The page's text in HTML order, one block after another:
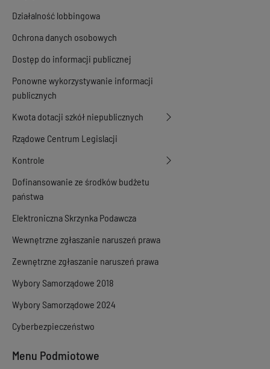
Działalność lobbingowa
Ochrona danych osobowych
Dostęp do informacji publicznej
Ponowne wykorzystywanie informacji
publicznych
Kwota dotacji szkół niepublicznych
Rządowe Centrum Legislacji
Kontrole
Dofinansowanie ze środków budżetu
państwa
Elektroniczna Skrzynka Podawcza
Wewnętrzne zgłaszanie naruszeń prawa
Zewnętrzne zgłaszanie naruszeń prawa
Wybory Samorządowe 2018
Wybory Samorządowe 2024
Cyberbezpieczeństwo
Menu Podmiotowe